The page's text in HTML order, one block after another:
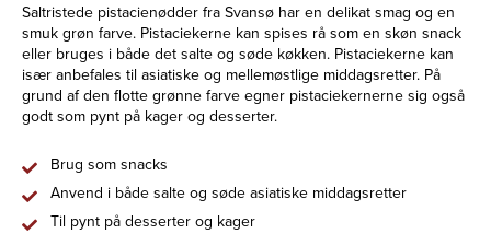
Saltristede pistacienødder fra Svansø har en delikat smag og en
smuk grøn farve. Pistaciekerne kan spises rå som en skøn snack
eller bruges i både det salte og søde køkken. Pistaciekerne kan
især anbefales til asiatiske og mellemøstlige middagsretter. På
grund af den flotte grønne farve egner pistaciekernerne sig også
godt som pynt på kager og desserter.
Brug som snacks
Anvend i både salte og søde asiatiske middagsretter
Til pynt på desserter og kager